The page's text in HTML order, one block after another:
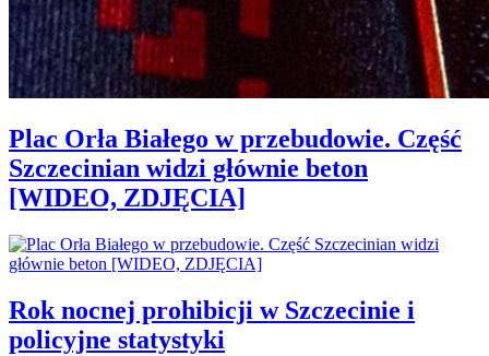
Plac Orła Białego w przebudowie. Część
Szczecinian widzi głównie beton
[WIDEO, ZDJĘCIA]
Rok nocnej prohibicji w Szczecinie i
policyjne statystyki